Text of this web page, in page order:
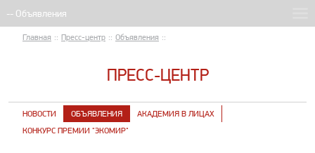
Главная :: Пресс-центр :: Объявления ::
ПРЕСС-ЦЕНТР
НОВОСТИ ОБЪЯВЛЕНИЯ
АКАДЕМИЯ В ЛИЦАХ
КОНКУРС ПРЕМИИ "ЭКОМИР"